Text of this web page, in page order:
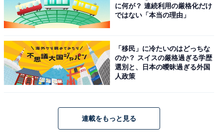
に何が？ 連続利用の厳格化だけ
ではない「本当の理由」
「移民」に冷たいのはどっちな
のか？ スイスの厳格過ぎる学歴
選別と、日本の曖昧過ぎる外国
人政策
連載をもっと見る